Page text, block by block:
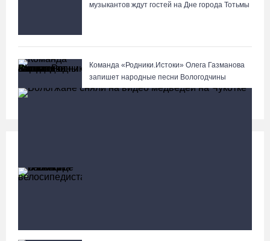
музыкантов ждут гостей на Дне города Тотьмы
Команда «Родники.Истоки» Олега Газманова
запишет народные песни Вологодчины